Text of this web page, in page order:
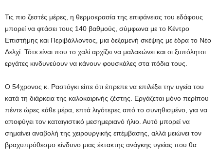
Τις πιο ζεστές μέρες, η θερμοκρασία της επιφάνειας του εδάφους
μπορεί να φτάσει τους 140 βαθμούς, σύμφωνα με το Κέντρο
Επιστήμης και Περιβάλλοντος, μια δεξαμενή σκέψης με έδρα το Νέο
Δελχί. Τότε είναι που το χαλί αρχίζει να μαλακώνει και οι ξυπόλητοι
εργάτες κινδυνεύουν να κάνουν φουσκάλες στα πόδια τους.
Ο 54χρονος κ. Ραστόγκι είπε ότι έπρεπε να επιλέξει την υγεία του
κατά τη διάρκεια της καλοκαιρινής ζέστης. Εργάζεται μόνο περίπου
πέντε ώρες κάθε μέρα, επτά λιγότερες από το συνηθισμένο, για να
αποφύγει τον καταιγιστικό μεσημεριανό ήλιο. Αυτό μπορεί να
σημαίνει αναβολή της χειρουργικής επέμβασης, αλλά μειώνει τον
βραχυπρόθεσμο κίνδυνο μιας έκτακτης ανάγκης υγείας που θα